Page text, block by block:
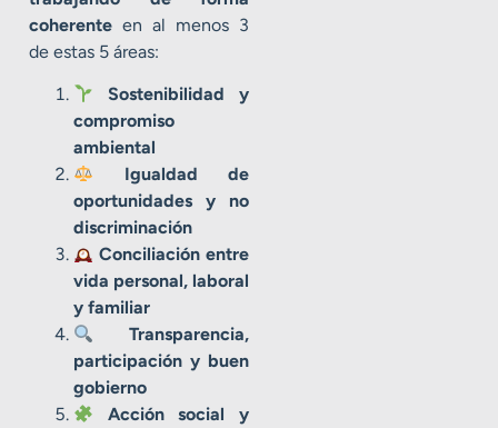
coherente en al menos 3
de estas 5 áreas:
Sostenibilidad y
compromiso
ambiental
Igualdad de
oportunidades y no
discriminación
Conciliación entre
vida personal, laboral
y familiar
Transparencia,
participación y buen
gobierno
Acción social y